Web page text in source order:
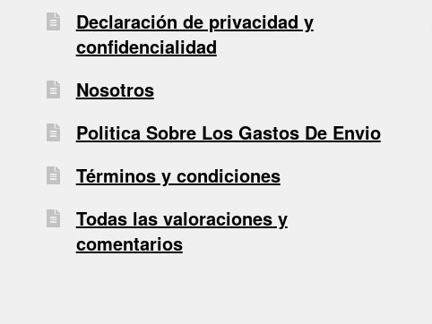
Declaración de privacidad y
confidencialidad
Nosotros
Politica Sobre Los Gastos De Envio
Términos y condiciones
Todas las valoraciones y
comentarios